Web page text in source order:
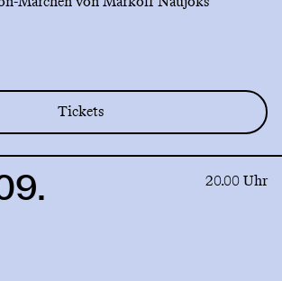
Tickets
20.00 Uhr